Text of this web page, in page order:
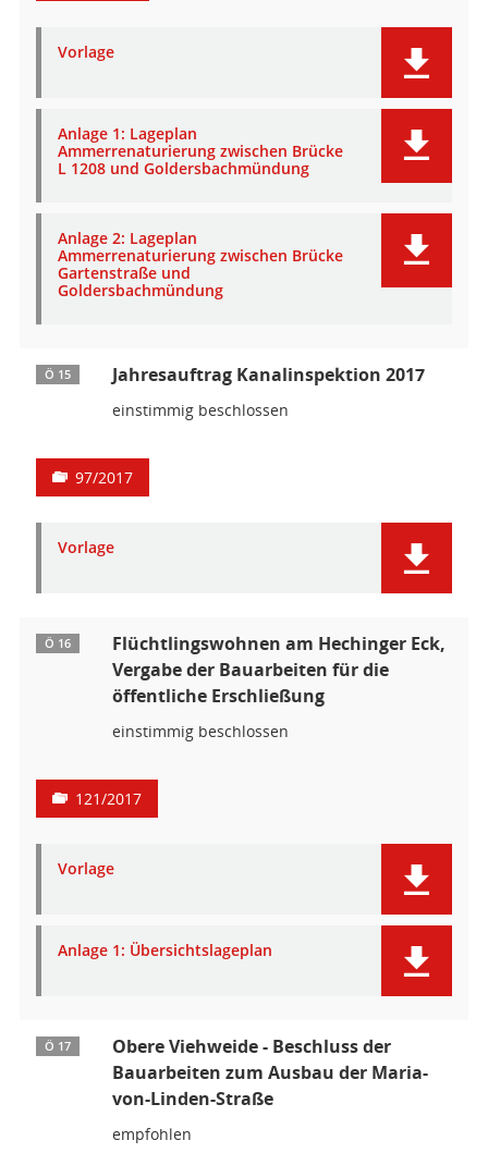
Vorlage
Anlage 1: Lageplan
Ammerrenaturierung zwischen Brücke
L 1208 und Goldersbachmündung
Anlage 2: Lageplan
Ammerrenaturierung zwischen Brücke
Gartenstraße und
Goldersbachmündung
Ö 15 Jahresauftrag Kanalinspektion 2017
einstimmig beschlossen
97/2017
Vorlage
Ö 16
Flüchtlingswohnen am Hechinger Eck,
Vergabe der Bauarbeiten für die
öffentliche Erschließung
einstimmig beschlossen
121/2017
Vorlage
Anlage 1: Übersichtslageplan
Ö 17
Obere Viehweide - Beschluss der
Bauarbeiten zum Ausbau der Maria-
von-Linden-Straße
empfohlen